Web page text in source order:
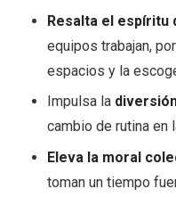
Resalta el espíritu
equipos trabajan,
espacios y la
Impulsa la
cambio de rutina en
Eleva la moral
toman un tiempo